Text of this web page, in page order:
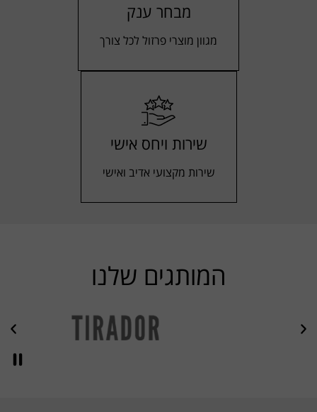
מבחר ענק
מגוון מוצרי פרזול לכל צורך
שירות ויחס אישי
שירות מקצועי אדיב ואישי
המותגים שלנו